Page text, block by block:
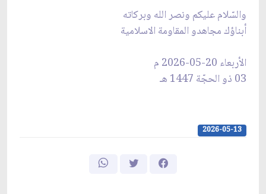
والسّلام عليكم ونصر الله وبركاته
أبناؤك مجاهدو المقاومة الاسلامية
الأربعاء 20-05-2026 م
03 ذو الحجّة 1447 هـ
2026-05-13